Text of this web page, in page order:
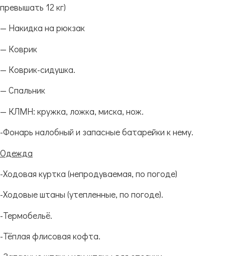
превышать 12 кг)
— Накидка на рюкзак
— Коврик
— Коврик-сидушка.
— Спальник
— КЛМН: кружка, ложка, миска, нож.
-Фонарь налобный и запасные батарейки к нему.
Одежда
-Ходовая куртка (непродуваемая, по погоде)
-Ходовые штаны (утепленные, по погоде).
-Термобельё.
-Тёплая флисовая кофта.